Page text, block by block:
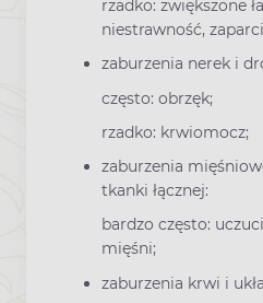
rzadko: zwiększone
niestrawność,
zaburzenia nerek i
często: obrzęk;
rzadko: krwiomocz;
zaburzenia
tkanki łącznej:
bardzo często:
mięśni;
zaburzenia krwi i